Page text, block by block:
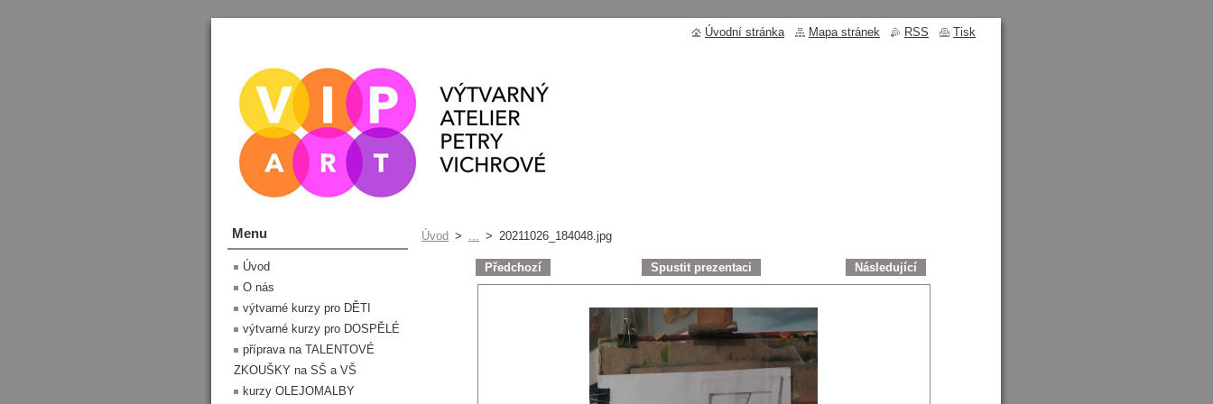
Úvod > ... > 20211026_184048.jpg
Předchozí Spustit prezentaci Následující
Menu
Úvod
O nás
výtvarné kurzy pro DĚTI
výtvarné kurzy pro DOSPĚLÉ
příprava na TALENTOVÉ
ZKOUŠKY na SŠ a VŠ
kurzy OLEJOMALBY
Úvodní stránka Mapa stránek RSS Tisk